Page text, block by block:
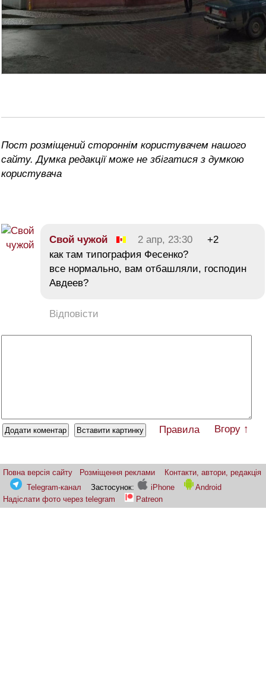
Пост розміщений стороннім користувачем нашого
сайту. Думка редакції може не збігатися з думкою
користувача
Свой чужой 2 апр, 23:30
+2
как там типография Фесенко?
все нормально, вам отбашляли, господин
Авдеев?
Відповісти
Правила Вгору ↑
Повна версія сайту Розміщення реклами
Контакти, автори, редакція
Telegram-канал
Застосунок: iPhone
Android
Надіслати фото через telegram
Patreon